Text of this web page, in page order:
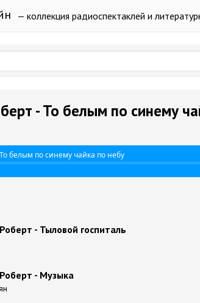
— коллекция радиоспектаклей и
- То белым по синему
белым по синему чайка по небу
- Тыловой госпиталь
- Музыка